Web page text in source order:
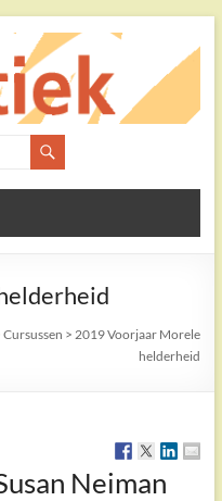
Cursussen > 2019 Voorjaar Morele
helderheid
Neiman